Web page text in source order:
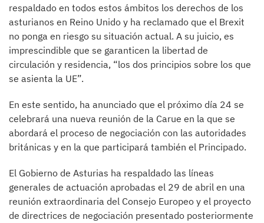
respaldado en todos estos ámbitos los derechos de los
asturianos en Reino Unido y ha reclamado que el Brexit
no ponga en riesgo su situación actual. A su juicio, es
imprescindible que se garanticen la libertad de
circulación y residencia, “los dos principios sobre los que
se asienta la UE”.
En este sentido, ha anunciado que el próximo día 24 se
celebrará una nueva reunión de la Carue en la que se
abordará el proceso de negociación con las autoridades
británicas y en la que participará también el Principado.
El Gobierno de Asturias ha respaldado las líneas
generales de actuación aprobadas el 29 de abril en una
reunión extraordinaria del Consejo Europeo y el proyecto
de directrices de negociación presentado posteriormente